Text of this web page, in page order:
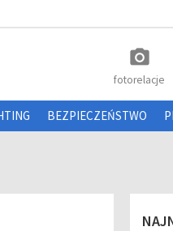
photo_camera
fotorelacje
BEZPIECZEŃSTWO